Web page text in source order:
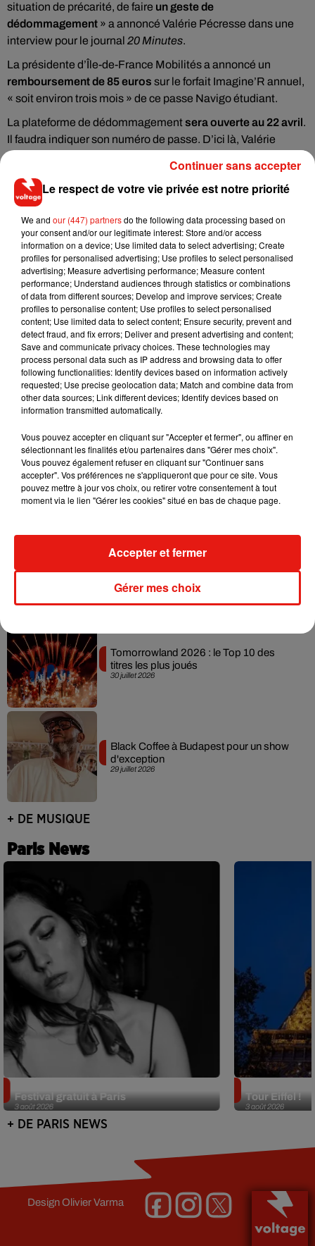
situation de précarité, de faire un geste de
dédommagement » a annoncé Valérie Pécresse dans une
interview pour le journal 20 Minutes.
La présidente d’Île-de-France Mobilités a annoncé un
remboursement de 85 euros sur le forfait Imagine’R annuel,
« soit environ trois mois » de ce passe Navigo étudiant.
La plateforme de dédommagementsera ouverte au 22 avril.
Il faudra indiquer son numéro de passe. D’ici là, Valérie
Pécresse met en garde contre d’éventuels sites frauduleux.
Musique
3 août 2026
Fred again.. et Latin Mafia dévoilent enfin
leur mixtape créée en...
31 juillet 2026
Swedish House Mafia et Lykke Li
dévoilent « Happiness Is So Sad »
31 juillet 2026
David Guetta et Carl Cox signent un B2B
historique à Ibiza
Angèle officialise la sortie de "Run" avec
Amelie Lens
30 juillet 2026
Tomorrowland 2026 : le Top 10 des
titres les plus joués
29 juillet 2026
Black Coffee à Budapest pour un show
d'exception
+ DE MUSIQUE
Paris News
3 août 2026
Festival gratuit à Paris
3 août 2026
Tour Eiffel !
+ DE PARIS NEWS
DesignOlivier Varma
Le respect de votre vie privée est notre priorité
We and our (447) partnersdo the following data processing based on
your consent and/or our legitimate interest: Store and/or access
information on a device; Use limited data to select advertising; Create
profiles for personalised advertising; Use profiles to select personalised
advertising; Measure advertising performance; Measure content
performance; Understand audiences through statistics or combinations
of data from different sources; Develop and improve services; Create
profiles to personalise content; Use profiles to select personalised
content; Use limited data to select content; Ensure security, prevent and
detect fraud, and fix errors; Deliver and present advertising and content;
Save and communicate privacy choices. These technologies may
process personal data such as IP address and browsing data to offer
following functionalities: Identify devices based on information actively
requested; Use precise geolocation data; Match and combine data from
other data sources; Link different devices; Identify devices based on
information transmitted automatically.
Vous pouvez accepter en cliquant sur "Accepter et fermer", ou affiner en
sélectionnant les finalités et/ou partenaires dans "Gérer mes choix".
Vous pouvez également refuser en cliquant sur "Continuer sans
accepter". Vos préférences ne s'appliqueront que pour ce site. Vous
pouvez mettre à jour vos choix, ou retirer votre consentement à tout
moment via le lien "Gérer les cookies" situé en bas de chaque page.
Gérer mes choix
Accepter et fermer
Continuer sans accepter